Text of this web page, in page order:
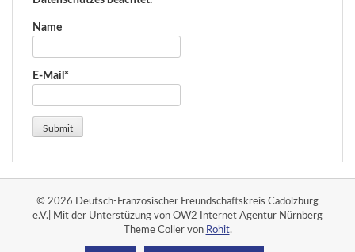
Name
E-Mail*
© 2026 Deutsch-Französischer Freundschaftskreis Cadolzburg
e.V.| Mit der Unterstüzung von OW2 Internet Agentur Nürnberg
Theme Coller von Rohit.